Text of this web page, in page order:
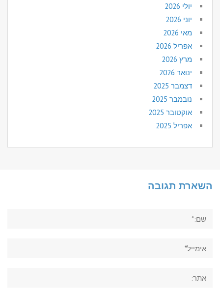
יולי 2026
יוני 2026
מאי 2026
אפריל 2026
מרץ 2026
ינואר 2026
דצמבר 2025
נובמבר 2025
אוקטובר 2025
אפריל 2025
השארת תגובה